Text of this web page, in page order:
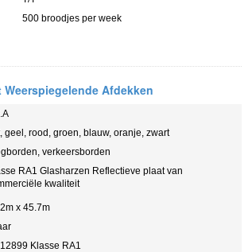
500 broodjes per week
Afdekken
geel, rood, groen, blauw, oranje, zwart
verkeersborden
RA1 Glasharzen Reflectieve plaat van
kwaliteit
x 45.7m
Klasse RA1